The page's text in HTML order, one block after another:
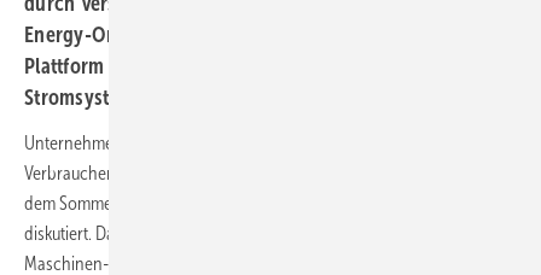
Energy-Only-Markts. Das fordert die Stakeholder-
Plattform Strommarktdesign für die Zukunft des
Stromsystems.
Unternehmen der Energiewirtschaft, Think Tanks,
Verbraucherschutzorganisationen und Gewerkschaften haben seit
dem Sommer 2022 Parameter zur Weiterentwicklung des Strommarkts
diskutiert. Dazu gehören beispielsweise der Verband Deutscher
Maschinen- und Anlagenbau (VDMA), der Bundesverband